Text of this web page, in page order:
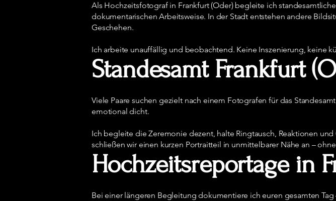
Als Hochzeitsfotograf in Frankfurt (Oder) begleite ich
dokumentarischen Arbeitsweise. In der Stadt entstehen andere
Geschehen.
Ich arbeite unauffällig und beobachtend. Keine Inszenierung, keine
Standesamt Frankfurt
Viele Paare suchen gezielt nach einem Fotografen für das
emotional dicht.
Ich begleite die Zeremonie dezent, halte Ringtausch, Reaktionen
schließen wir einen kurzen Portraitteil in unmittelbarer Nähe an –
Hochzeitsreportage in
Bei einer längeren Begleitung dokumentiere ich euren gesamten